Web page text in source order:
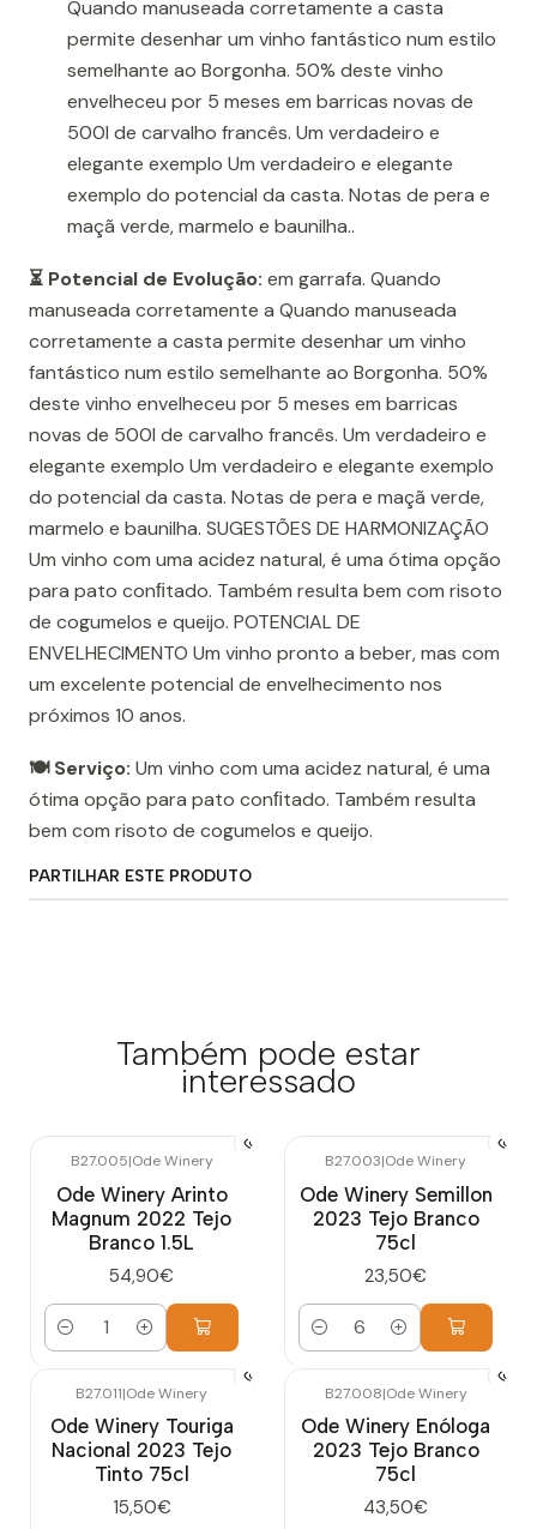
Quando manuseada corretamente a casta
permite desenhar um vinho fantástico num estilo
semelhante ao Borgonha. 50% deste vinho
envelheceu por 5 meses em barricas novas de
500l de carvalho francês. Um verdadeiro e
elegante exemplo Um verdadeiro e elegante
exemplo do potencial da casta. Notas de pera e
maçã verde, marmelo e baunilha..
⏳ Potencial de Evolução: em garrafa. Quando
manuseada corretamente a Quando manuseada
corretamente a casta permite desenhar um vinho
fantástico num estilo semelhante ao Borgonha. 50%
deste vinho envelheceu por 5 meses em barricas
novas de 500l de carvalho francês. Um verdadeiro e
elegante exemplo Um verdadeiro e elegante exemplo
do potencial da casta. Notas de pera e maçã verde,
marmelo e baunilha. SUGESTÕES DE HARMONIZAÇÃO
Um vinho com uma acidez natural, é uma ótima opção
para pato conﬁtado. Também resulta bem com risoto
de cogumelos e queijo. POTENCIAL DE
ENVELHECIMENTO Um vinho pronto a beber, mas com
um excelente potencial de envelhecimento nos
próximos 10 anos.
🍽️ Serviço: Um vinho com uma acidez natural, é uma
ótima opção para pato conﬁtado. Também resulta
bem com risoto de cogumelos e queijo.
PARTILHAR ESTE PRODUTO
Também pode estar
interessado
B27.005|Ode Winery
Ode Winery Arinto
Magnum 2022 Tejo
Branco 1.5L
54,90€
Quantidade
B27.003|Ode Winery
Ode Winery Semillon
2023 Tejo Branco
75cl
23,50€
Quantidade
B27.011|Ode Winery
Ode Winery Touriga
Nacional 2023 Tejo
Tinto 75cl
15,50€
B27.008|Ode Winery
Ode Winery Enóloga
2023 Tejo Branco
75cl
43,50€